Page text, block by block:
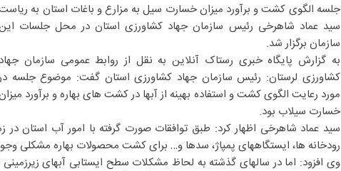
جلسه الگوی کشت و برآورد میزان خسارت سیل به مزارع و باغات استان به
سید عماد شاهرخی رئیس سازمان جهاد کشاورزی استان در محل جلسات
سازمان برگزار شد.
به گزارش پایگاه خبری رستاک آنلاین به نقل از روابط عمومی سازمان جهاد
کشاورزی لرستان: رئیس سازمان جهاد کشاورزی استان گفت: موضوع جلسه
مورد رعایت الگوی کشت و استفاده بهینه از آبها در کشت های بهاره و برآورد
خسارت سیلاب بود.
سید عماد شاهرخی اظهار کرد: طبق توافقات صورت گرفته با امور آب استان در
رودخانه ها، ایستگاههای پمپاژ، سدها و… برای کشت محصولات بهاره مشکلی
وی افزود: اما در سالهای گذشته به لحاظ مشکلات سطح ایستابی آبهای